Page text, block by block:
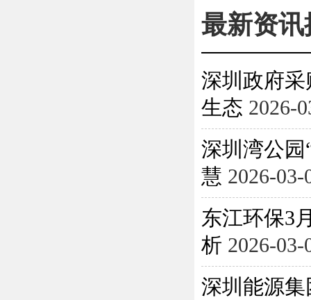
最新资讯
深圳政府
生态 2026-
深圳湾公
慧 2026-03-
东江环保3
析 2026-03-
深圳能源